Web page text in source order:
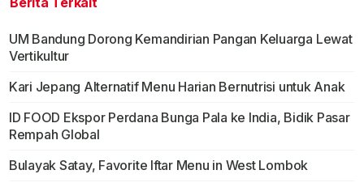
UM Bandung Dorong Kemandirian Pangan Keluarga Lewat
Vertikultur
Kari Jepang Alternatif Menu Harian Bernutrisi untuk Anak
ID FOOD Ekspor Perdana Bunga Pala ke India, Bidik Pasar
Rempah Global
Bulayak Satay, Favorite Iftar Menu in West Lombok